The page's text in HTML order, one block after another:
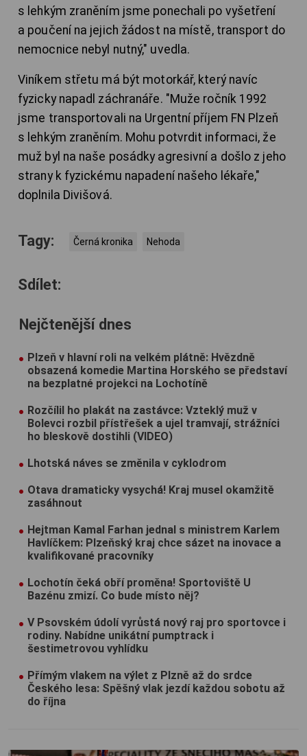
s lehkým zraněním jsme ponechali po vyšetření
a poučení na jejich žádost na místě, transport do
nemocnice nebyl nutný," uvedla.
Viníkem střetu má být motorkář, který navíc
fyzicky napadl záchranáře. "Muže ročník 1992
jsme transportovali na Urgentní příjem FN Plzeň
s lehkým zraněním. Mohu potvrdit informaci, že
muž byl na naše posádky agresivní a došlo z jeho
strany k fyzickému napadení našeho lékaře,"
doplnila Divišová.
Tagy: Černá kronika Nehoda
Sdílet:
Nejčtenější dnes
Plzeň v hlavní roli na velkém plátně: Hvězdně
obsazená komedie Martina Horského se představí
na bezplatné projekci na Lochotíně
Rozčílil ho plakát na zastávce: Vzteklý muž v
Bolevci rozbil přístřešek a ujel tramvají, strážníci
ho bleskově dostihli (VIDEO)
Lhotská náves se změnila v cyklodrom
Otava dramaticky vysychá! Kraj musel okamžitě
zasáhnout
Hejtman Kamal Farhan jednal s ministrem Karlem
Havlíčkem: Plzeňský kraj chce sázet na inovace a
kvalifikované pracovníky
Lochotín čeká obří proměna! Sportoviště U
Bazénu zmizí. Co bude místo něj?
V Psovském údolí vyrůstá nový raj pro sportovce i
rodiny. Nabídne unikátní pumptrack i
šestimetrovou vyhlídku
Přímým vlakem na výlet z Plzně až do srdce
Českého lesa: Spěšný vlak jezdí každou sobotu až
do října